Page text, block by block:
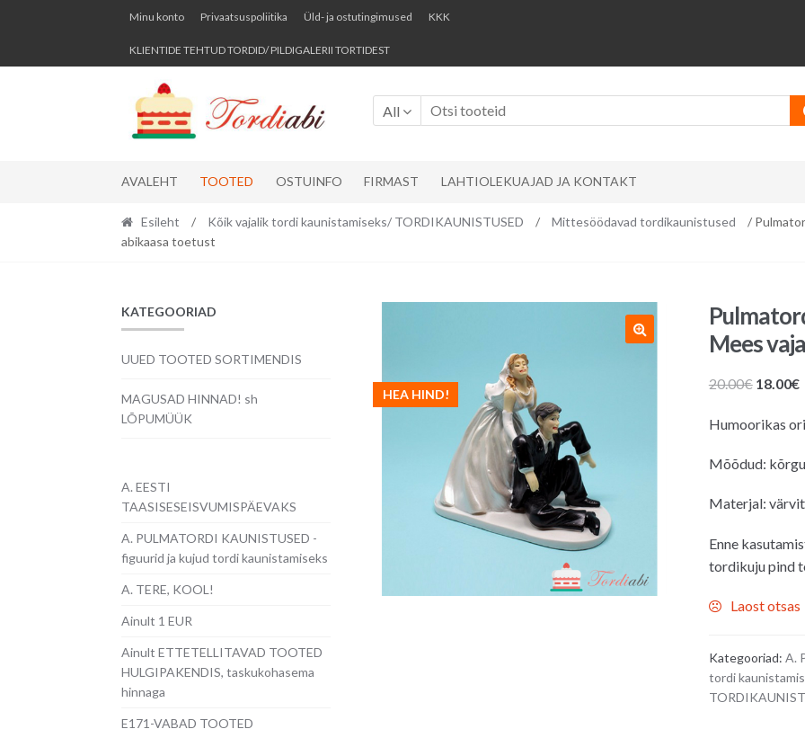
Skip
navigation
Skip
content
Minu konto Privaatsuspoliitika Üld- ja ostutingimused KKK
KLIENTIDE TEHTUD TORDID/ PILDIGALERII TORTIDEST
All
AVALEHT TOOTED OSTUINFO FIRMAST LAHTIOLEKUAJAD JA KONTAKT
Esileht / Kõik vajalik tordi kaunistamiseks/ TORDIKAUNISTUSED / Mittesöödavad tordikaunistused
/
abikaasa toetust
HEA HIND!
Mees
20.00€ Algne
oli:
18.00€
Humoorikas
Mõõdud:
Materjal:
Enne
tordikuju pind
Laost otsas
Kategooriad: A.
tordi
KATEGOORIAD
UUED TOOTED SORTIMENDIS
MAGUSAD HINNAD! sh
LÕPUMÜÜK
A. EESTI
TAASISESEISVUMISPÄEVAKS
A. PULMATORDI KAUNISTUSED -
figuurid ja kujud tordi kaunistamiseks
A. TERE, KOOL!
Ainult 1 EUR
Ainult ETTETELLITAVAD TOOTED
HULGIPAKENDIS, taskukohasema
hinnaga
E171-VABAD TOOTED